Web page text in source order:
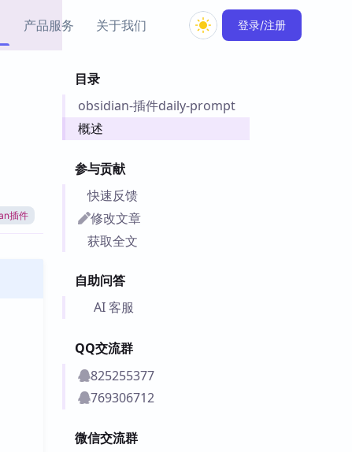
产品服务
思维导图插件
实践示例
Obsidian 教程
关于我们 登录/注册
目录
obsidian-插件daily-prompt
概述
参与贡献
快速反馈
修改文章
获取全文
自助问答
AI 客服
QQ交流群
825255377
769306712
微信交流群
插件